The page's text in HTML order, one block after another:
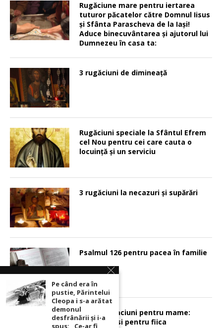
Rugăciune mare pentru iertarea
tuturor păcatelor către Domnul Iisus
şi Sfânta Parascheva de la Iaşi!
Aduce binecuvântarea şi ajutorul lui
Dumnezeu în casa ta:
3 rugăciuni de dimineață
Rugăciuni speciale la Sfântul Efrem
cel Nou pentru cei care cauta o
locuinţă şi un serviciu
3 rugăciuni la necazuri și supărări
Psalmul 126 pentru pacea în familie
Sunt 2 rugaciuni pentru mame:
pentru fiu si pentru fiica
Pe când era în
pustie, Părintelui
Cleopa i s-a arătat
demonul
desfrânării şi i-a
spus: „Ce-ar fi